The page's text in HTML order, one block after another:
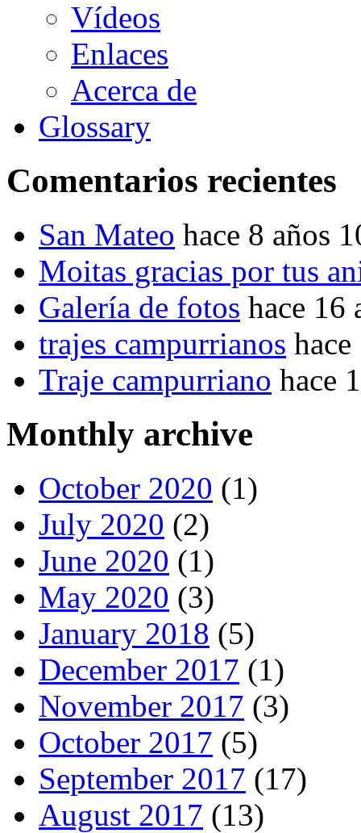
Vídeos
Enlaces
Acerca de
Glossary
Comentarios recientes
San Mateo hace 8 años
Moitas gracias por tus
Galería de fotos hace 16
trajes campurrianos
Traje campurriano hace
Monthly archive
October 2020 (1)
July 2020 (2)
June 2020 (1)
May 2020 (3)
January 2018 (5)
December 2017 (1)
November 2017 (3)
October 2017 (5)
September 2017 (17)
August 2017 (13)